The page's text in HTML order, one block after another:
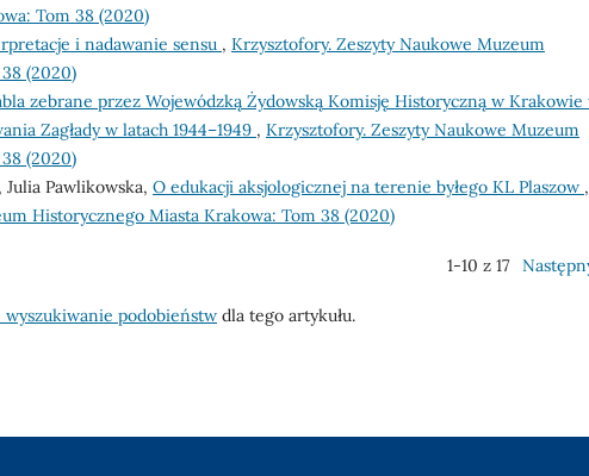
Tom 38 (2020)
i nadawanie sensu , Krzysztofory. Zeszyty Naukowe Muzeum
(2020)
zebrane przez Wojewódzką Żydowską Komisję Historyczną w Krakowie
Zagłady w latach 1944–1949 , Krzysztofory. Zeszyty Naukowe Muzeum
(2020)
Pawlikowska, O edukacji aksjologicznej na terenie byłego KL Plaszow ,
Historycznego Miasta Krakowa: Tom 38 (2020)
1-10 z 17
wyszukiwanie podobieństw dla tego artykułu.